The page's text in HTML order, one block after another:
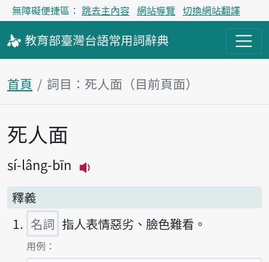
無障礙便捷區： 跳去主內容 網站導覽 切換網站翻譯
教育部臺灣台語常用詞辭典
首頁 詞目：死人面（目前頁面）
主內容區塊
死人面
sí-lâng-bīn
釋義
名詞 指人表情惡劣、臉色難看。
第1項釋義的
用例：